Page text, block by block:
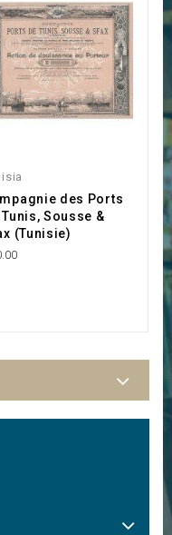
des Ports
Sousse &
(Tunisie)